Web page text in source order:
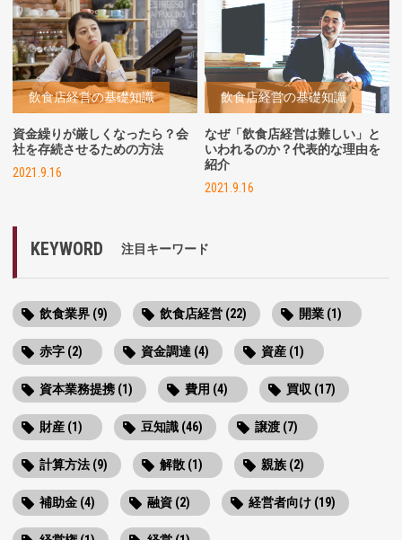
飲食店経営の基礎知識
資金繰りが厳しくなったら？会
社を存続させるための方法
2021.9.16
飲食店経営の基礎知識
なぜ「飲食店経営は難しい」と
いわれるのか？代表的な理由を
紹介
2021.9.16
KEYWORD 注目キーワード
飲食業界 (9) 飲食店経営 (22) 開業 (1)
赤字 (2) 資金調達 (4) 資産 (1)
資本業務提携 (1) 費用 (4) 買収 (17)
財産 (1) 豆知識 (46) 譲渡 (7)
計算方法 (9) 解散 (1) 親族 (2)
補助金 (4) 融資 (2) 経営者向け (19)